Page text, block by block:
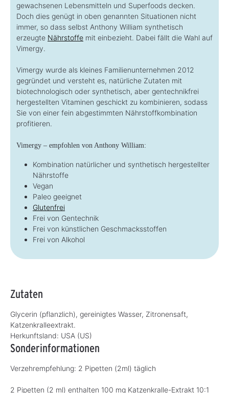
gewachsenen Lebensmitteln und Superfoods decken.
Doch dies genügt in oben genannten Situationen nicht
immer, so dass selbst Anthony William synthetisch
erzeugte Nährstoffe mit einbezieht. Dabei fällt die Wahl auf
Vimergy.
Vimergy wurde als kleines Familienunternehmen 2012
gegründet und versteht es, natürliche Zutaten mit
biotechnologisch oder synthetisch, aber gentechnikfrei
hergestellten Vitaminen geschickt zu kombinieren, sodass
Sie von einer fein abgestimmten Nährstoffkombination
profitieren.
Vimergy – empfohlen von Anthony William:
Kombination natürlicher und synthetisch hergestellter
Nährstoffe
Vegan
Paleo geeignet
Glutenfrei
Frei von Gentechnik
Frei von künstlichen Geschmacksstoffen
Frei von Alkohol
Zutaten
Glycerin (pflanzlich), gereinigtes Wasser, Zitronensaft,
Katzenkralleextrakt.
Herkunftsland: USA (US)
Sonderinformationen
Verzehrempfehlung: 2 Pipetten (2ml) täglich
2 Pipetten (2 ml) enthalten 100 mg Katzenkralle-Extrakt 10:1